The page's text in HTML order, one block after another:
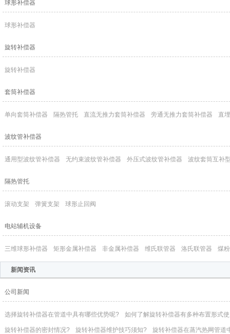
球形补偿器
球形补偿器
旋转补偿器
旋转补偿器
套筒补偿器
单向套筒补偿器 隔热管托 直流无推力套筒补偿器 旁通无推力套筒补偿器 直
波纹管补偿器
通用型波纹管补偿器 无约束波纹管补偿器 外压式波纹管补偿器 波纹套筒互补
隔热管托
滚动支架 弹簧支架 球形止回阀
电站辅机设备
三维球形补偿器 矩形金属补偿器 非金属补偿器 维氏联管器 洛氏联管器 煤
新闻资讯
公司新闻
选择旋转补偿器在管道中具有哪些优势呢? 如何了解旋转补偿器有多种布置形式
旋转补偿器的密封情况? 旋转补偿器维护技巧须知? 旋转补偿器在蒸汽热网管道